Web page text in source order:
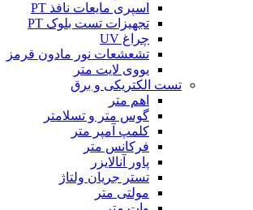
اسپری مایعات نافذ PT
تجهیزات تست بلوک PT
چراغ UV
تشعشعات نور مادون قرمز
یووی لایت متر
تست الکتریکی و برق
اهم متر
گوس متر و تسلامتر
کلمپ آمپر متر
فرکانس متر
پاور آنالایزر
تستر جریان ولتاژ
مولتی متر